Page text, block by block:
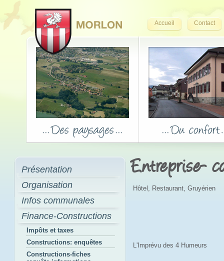
Accueil Contact
Présentation
Organisation
Infos communales
Finance-Constructions
Impôts et taxes
Constructions: enquêtes
Constructions-fiches
Entreprise-
Hôtel, Restaurant, Gruyérien
L'Imprévu des 4 Humeurs